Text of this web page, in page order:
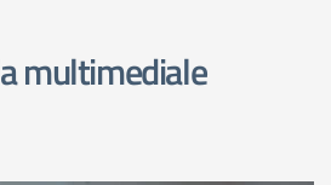
multimediale